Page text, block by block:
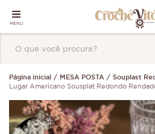
MENU
Página inicial MESA POSTA
Souplast
Lugar Americano Sousplat Redondo